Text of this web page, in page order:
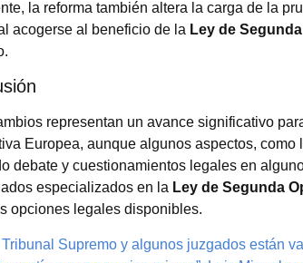
la reforma también altera la carga de la
acogerse al beneficio de la Ley de
representan un avance significativo
Europea, aunque algunos aspectos,
debate y cuestionamientos legales en
especializados en la Ley de Segunda
opciones legales disponibles.
Tribunal Supremo y algunos juzgados están